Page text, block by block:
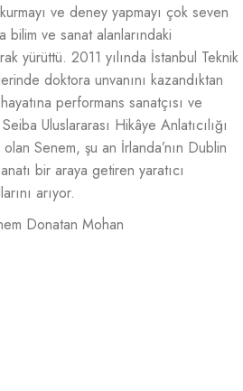
ve deney yapmayı çok seven
bilim ve sanat alanlarındaki
yürüttü. 2011 yılında İstanbul Teknik
doktora unvanını kazandıktan
performans sanatçısı ve
Uluslararası Hikâye Anlatıcılığı
Senem, şu an İrlanda’nın Dublin
bir araya getiren yaratıcı
arıyor.
Donatan Mohan